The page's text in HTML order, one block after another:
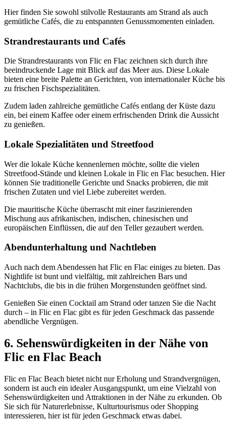
Hier finden Sie sowohl stilvolle Restaurants am Strand als auch
gemütliche Cafés, die zu entspannten Genussmomenten einladen.
Strandrestaurants und Cafés
Die Strandrestaurants von Flic en Flac zeichnen sich durch ihre
beeindruckende Lage mit Blick auf das Meer aus. Diese Lokale
bieten eine breite Palette an Gerichten, von internationaler Küche bis
zu frischen Fischspezialitäten.
Zudem laden zahlreiche gemütliche Cafés entlang der Küste dazu
ein, bei einem Kaffee oder einem erfrischenden Drink die Aussicht
zu genießen.
Lokale Spezialitäten und Streetfood
Wer die lokale Küche kennenlernen möchte, sollte die vielen
Streetfood-Stände und kleinen Lokale in Flic en Flac besuchen. Hier
können Sie traditionelle Gerichte und Snacks probieren, die mit
frischen Zutaten und viel Liebe zubereitet werden.
Die mauritische Küche überrascht mit einer faszinierenden
Mischung aus afrikanischen, indischen, chinesischen und
europäischen Einflüssen, die auf den Teller gezaubert werden.
Abendunterhaltung und Nachtleben
Auch nach dem Abendessen hat Flic en Flac einiges zu bieten. Das
Nightlife ist bunt und vielfältig, mit zahlreichen Bars und
Nachtclubs, die bis in die frühen Morgenstunden geöffnet sind.
Genießen Sie einen Cocktail am Strand oder tanzen Sie die Nacht
durch – in Flic en Flac gibt es für jeden Geschmack das passende
abendliche Vergnügen.
6. Sehenswürdigkeiten in der Nähe von
Flic en Flac Beach
Flic en Flac Beach bietet nicht nur Erholung und Strandvergnügen,
sondern ist auch ein idealer Ausgangspunkt, um eine Vielzahl von
Sehenswürdigkeiten und Attraktionen in der Nähe zu erkunden. Ob
Sie sich für Naturerlebnisse, Kulturtourismus oder Shopping
interessieren, hier ist für jeden Geschmack etwas dabei.